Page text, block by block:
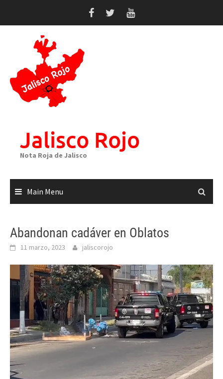
Jalisco Rojo
Nota Roja de Jalisco
Main Menu
Abandonan cadáver en Oblatos
11 marzo, 2023 jaliscorojo